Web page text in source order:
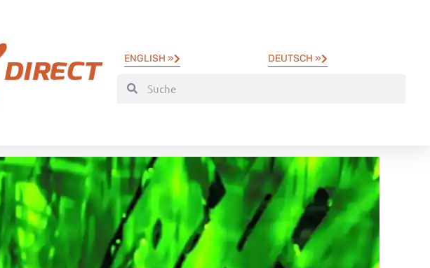
ENGLISH » DEUTSCH »